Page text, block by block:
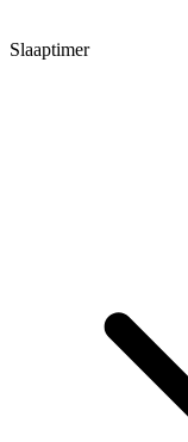
Slaaptimer